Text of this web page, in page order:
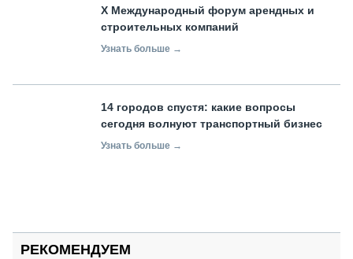
X Международный форум арендных и
строительных компаний
Узнать больше →
14 городов спустя: какие вопросы
сегодня волнуют транспортный бизнес
Узнать больше →
РЕКОМЕНДУЕМ